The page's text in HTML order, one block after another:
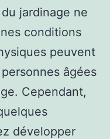
jardinage ne
conditions
peuvent
âgées
Cependant,
développer